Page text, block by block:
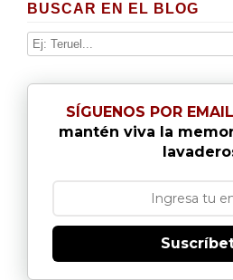
BUSCAR EN EL BLOG
SÍGUENOS POR EMAIL
mantén viva la